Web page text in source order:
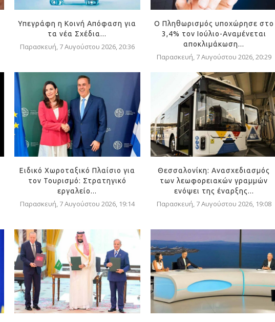
Υπεγράφη η Κοινή Απόφαση για
τα νέα Σχέδια...
Παρασκευή, 7 Αυγούστου 2026, 20:36
Ο Πληθωρισμός υποχώρησε στο
3,4% τον Ιούλιο-Αναμένεται
αποκλιμάκωση...
Παρασκευή, 7 Αυγούστου 2026, 20:29
Ειδικό Χωροταξικό Πλαίσιο για
τον Τουρισμό: Στρατηγικό
εργαλείο...
Παρασκευή, 7 Αυγούστου 2026, 19:14
Θεσσαλονίκη: Ανασχεδιασμός
των λεωφορειακών γραμμών
ενόψει της έναρξης...
Παρασκευή, 7 Αυγούστου 2026, 19:08